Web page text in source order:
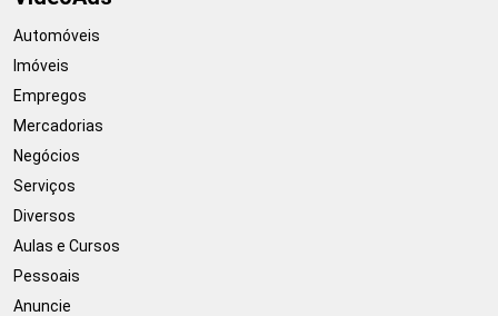
Automóveis
Imóveis
Empregos
Mercadorias
Negócios
Serviços
Diversos
Aulas e Cursos
Pessoais
Anuncie